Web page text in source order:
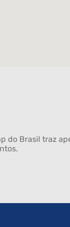
do Brasil traz